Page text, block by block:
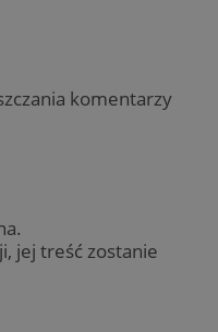
komentarzy
jej treść zostanie